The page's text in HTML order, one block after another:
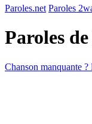
Paroles.net Paroles
Paroles
Chanson manquante ?